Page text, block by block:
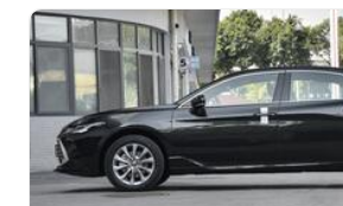
Механизм газораспределения
Кол-во клапанов на цилиндр (шт.)
Октановое число топлива